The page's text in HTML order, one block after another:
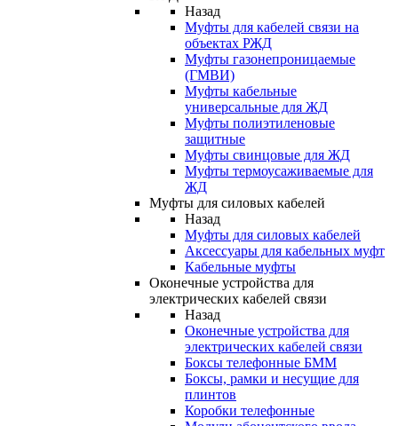
Назад
Муфты для кабелей связи на
объектах РЖД
Муфты газонепроницаемые
(ГМВИ)
Муфты кабельные
универсальные для ЖД
Муфты полиэтиленовые
защитные
Муфты свинцовые для ЖД
Муфты термоусаживаемые для
ЖД
Муфты для силовых кабелей
Назад
Муфты для силовых кабелей
Аксессуары для кабельных муфт
Кабельные муфты
Оконечные устройства для
электрических кабелей связи
Назад
Оконечные устройства для
электрических кабелей связи
Боксы телефонные БММ
Боксы, рамки и несущие для
плинтов
Коробки телефонные